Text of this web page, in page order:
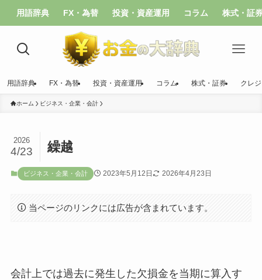
用語辞典 FX・為替 投資・資産運用 コラム 株式・証
用語辞典 FX・為替 投資・資産運用 コラム 株式・証券 クレ
ホーム ビジネス・企業・会計
繰越
2026
4/23
ビジネス・企業・会計 2023年5月12日 2026年4月23日
当ページのリンクには広告が含まれています。
会計上では過去に発生した欠損金を当期に算入す